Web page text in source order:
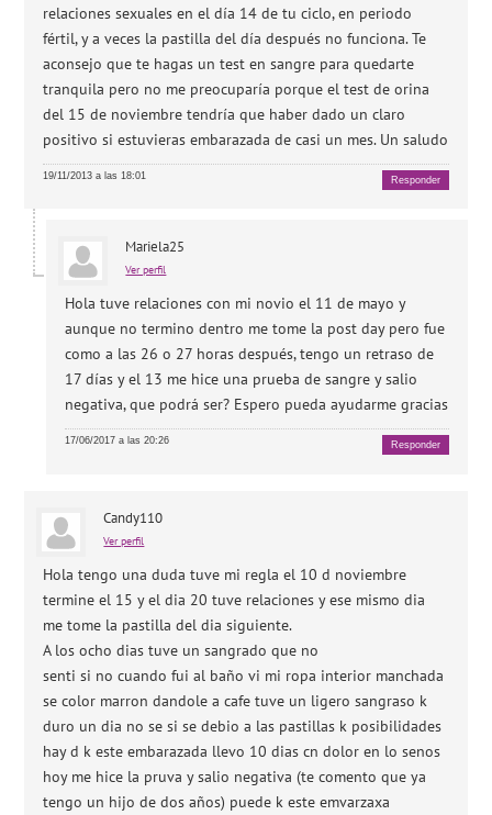
relaciones sexuales en el día 14 de tu ciclo, en periodo
fértil, y a veces la pastilla del día después no funciona. Te
aconsejo que te hagas un test en sangre para quedarte
tranquila pero no me preocuparía porque el test de orina
del 15 de noviembre tendría que haber dado un claro
positivo si estuvieras embarazada de casi un mes. Un saludo
19/11/2013 a las 18:01 Responder
Mariela25
Ver perfil
Hola tuve relaciones con mi novio el 11 de mayo y
aunque no termino dentro me tome la post day pero fue
como a las 26 o 27 horas después, tengo un retraso de
17 días y el 13 me hice una prueba de sangre y salio
negativa, que podrá ser? Espero pueda ayudarme gracias
17/06/2017 a las 20:26 Responder
Candy110
Ver perfil
Hola tengo una duda tuve mi regla el 10 d noviembre
termine el 15 y el dia 20 tuve relaciones y ese mismo dia
me tome la pastilla del dia siguiente.
A los ocho dias tuve un sangrado que no
senti si no cuando fui al baño vi mi ropa interior manchada
se color marron dandole a cafe tuve un ligero sangraso k
duro un dia no se si se debio a las pastillas k posibilidades
hay d k este embarazada llevo 10 dias cn dolor en lo senos
hoy me hice la pruva y salio negativa (te comento que ya
tengo un hijo de dos años) puede k este emvarzaxa